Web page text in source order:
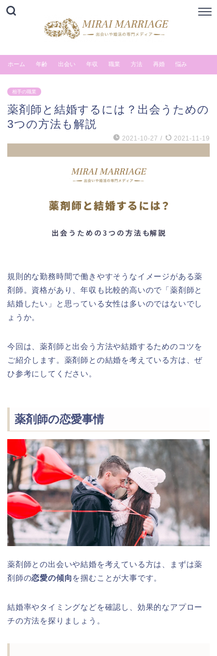
ホーム 年齢 出会い 年収 職業 方法 再婚 悩み
相手の職業
薬剤師と結婚するには？出会うための
3つの方法も解説
2021-10-27 / 2021-11-19
規則的な勤務時間で働きやすそうなイメージがある薬
剤師。資格があり、年収も比較的高いので「薬剤師と
結婚したい」と思っている女性は多いのではないでし
ょうか。
今回は、薬剤師と出会う方法や結婚するためのコツを
ご紹介します。薬剤師との結婚を考えている方は、ぜ
ひ参考にしてください。
薬剤師の恋愛事情
薬剤師との出会いや結婚を考えている方は、まずは薬
剤師の恋愛の傾向 を掴むことが大事です。
結婚率やタイミングなどを確認し、効果的なアプロー
チの方法を探りましょう。